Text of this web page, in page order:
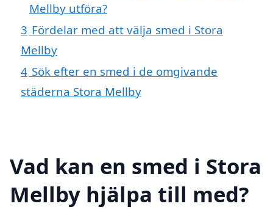
Mellby utföra?
3 Fördelar med att välja smed i Stora
Mellby
4 Sök efter en smed i de omgivande
städerna Stora Mellby
Vad kan en smed i Stora
Mellby hjälpa till med?